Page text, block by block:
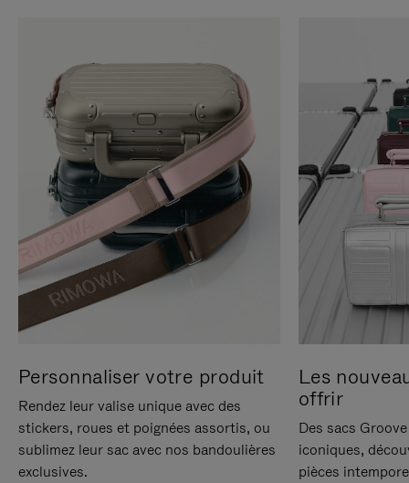
Personnaliser votre produit
Rendez leur valise unique avec des
stickers, roues et poignées assortis, ou
sublimez leur sac avec nos bandoulières
exclusives.
Les
offrir
Des sacs
iconiques,
pièces